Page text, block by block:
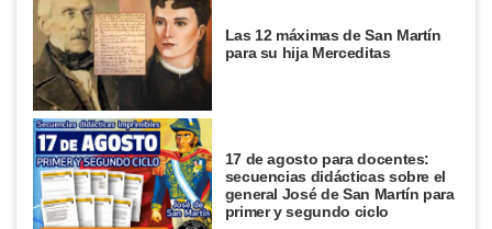
Las 12 máximas de San Martín
para su hija Merceditas
17 de agosto para docentes:
secuencias didácticas sobre el
general José de San Martín para
primer y segundo ciclo